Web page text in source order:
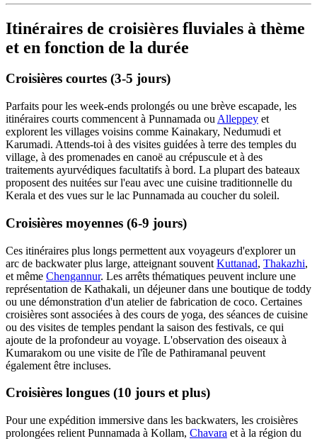
Itinéraires de croisières fluviales à thème
et en fonction de la durée
Croisières courtes (3-5 jours)
Parfaits pour les week-ends prolongés ou une brève escapade, les
itinéraires courts commencent à Punnamada ou Alleppey et
explorent les villages voisins comme Kainakary, Nedumudi et
Karumadi. Attends-toi à des visites guidées à terre des temples du
village, à des promenades en canoë au crépuscule et à des
traitements ayurvédiques facultatifs à bord. La plupart des bateaux
proposent des nuitées sur l'eau avec une cuisine traditionnelle du
Kerala et des vues sur le lac Punnamada au coucher du soleil.
Croisières moyennes (6-9 jours)
Ces itinéraires plus longs permettent aux voyageurs d'explorer un
arc de backwater plus large, atteignant souvent Kuttanad, Thakazhi,
et même Chengannur. Les arrêts thématiques peuvent inclure une
représentation de Kathakali, un déjeuner dans une boutique de toddy
ou une démonstration d'un atelier de fabrication de coco. Certaines
croisières sont associées à des cours de yoga, des séances de cuisine
ou des visites de temples pendant la saison des festivals, ce qui
ajoute de la profondeur au voyage. L'observation des oiseaux à
Kumarakom ou une visite de l'île de Pathiramanal peuvent
également être incluses.
Croisières longues (10 jours et plus)
Pour une expédition immersive dans les backwaters, les croisières
prolongées relient Punnamada à Kollam, Chavara et à la région du